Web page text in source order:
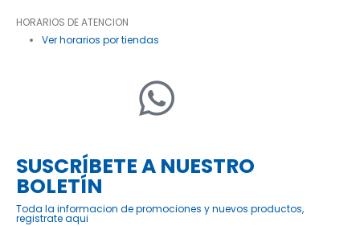
HORARIOS DE ATENCION
Ver horarios por tiendas
SUSCRÍBETE A NUESTRO
BOLETÍN
Toda la informacion de promociones y nuevos productos,
registrate aqui